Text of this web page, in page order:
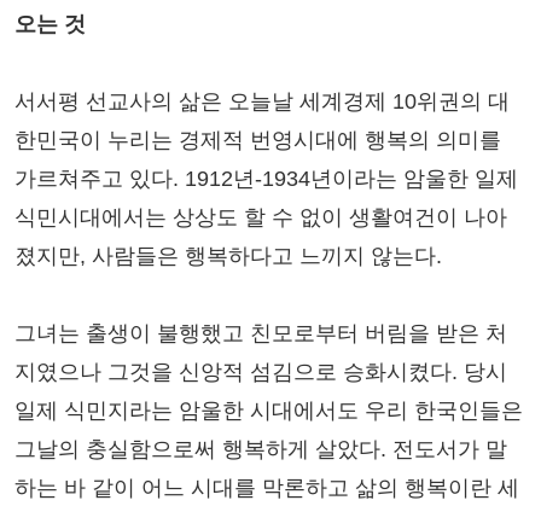
오는 것
서서평 선교사의 삶은 오늘날 세계경제 10위권의 대
한민국이 누리는 경제적 번영시대에 행복의 의미를
가르쳐주고 있다. 1912년-1934년이라는 암울한 일제
식민시대에서는 상상도 할 수 없이 생활여건이 나아
졌지만, 사람들은 행복하다고 느끼지 않는다.
그녀는 출생이 불행했고 친모로부터 버림을 받은 처
지였으나 그것을 신앙적 섬김으로 승화시켰다. 당시
일제 식민지라는 암울한 시대에서도 우리 한국인들은
그날의 충실함으로써 행복하게 살았다. 전도서가 말
하는 바 같이 어느 시대를 막론하고 삶의 행복이란 세